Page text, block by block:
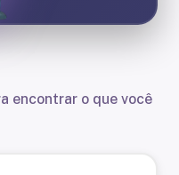
encontrar o que você